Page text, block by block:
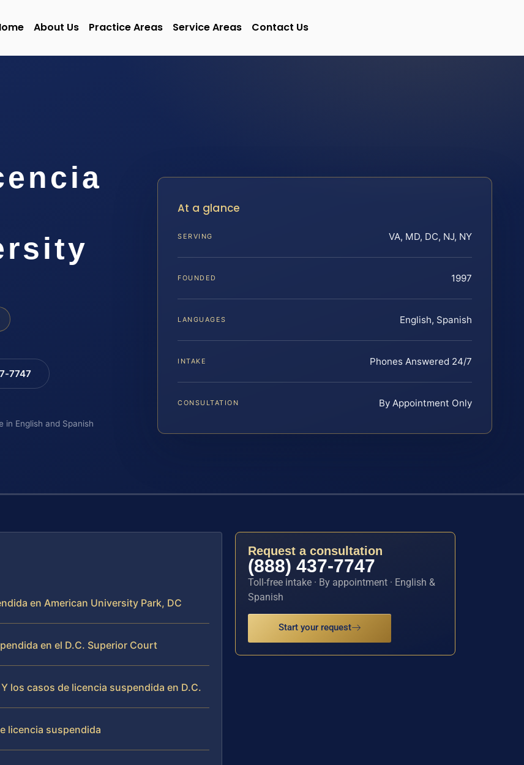
About Us Practice Areas Service Areas Contact Us
7747
in English and Spanish
At a glance
SERVING VA, MD, DC, NJ, NY
FOUNDED 1997
LANGUAGES English, Spanish
INTAKE Phones Answered 24/7
CONSULTATION By Appointment Only
en American University Park, DC
en el D.C. Superior Court
los casos de licencia suspendida en D.C.
licencia suspendida
Request a consultation
(888) 437-7747
Toll-free intake · By appointment · English &
Spanish
Start your request